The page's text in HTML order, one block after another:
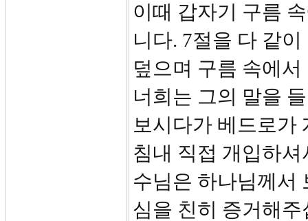
이때 갑자기 구름
니다. 7절을 다 같
덮으며 구름 속에
너희는 그의 말을
보시다가 베드로가
침내 직접 개입하
수님은 하나님께서
심을 친히 증거해